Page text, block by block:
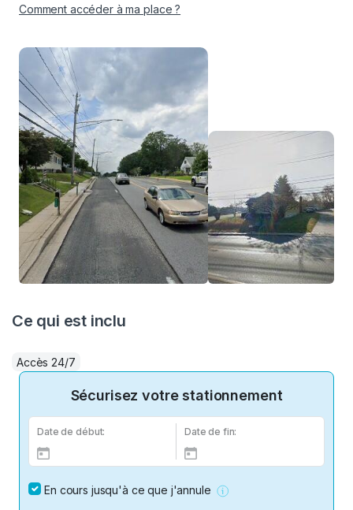
Comment accéder à ma place ?
Ce qui est inclu
Accès 24/7
Sécurisez votre stationnement
Date de début: Date de fin:
En cours jusqu'à ce que j'annule